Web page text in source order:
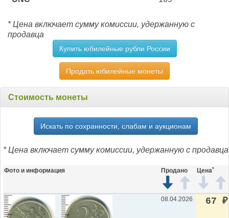
* Цена включает сумму комиссии, удержанную с
продавца
Купить юбилейные рубли России
Продать юбилейные монеты
Стоимость монеты
Искать по сохранности, слабам и аукционам
* Цена включает сумму комиссии, удержанную с продавца
Фото и информация Продано Цена*
08.04.2026 67 ₽